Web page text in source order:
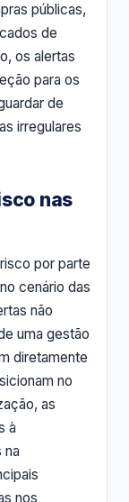
públicas,
de
os alertas
para os
de
irregulares
nas
por parte
cenário das
não
uma gestão
diretamente
no
as
à
na
nos